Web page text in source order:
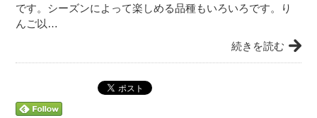
です。シーズンによって楽しめる品種もいろいろです。り
んご以…
続きを読む